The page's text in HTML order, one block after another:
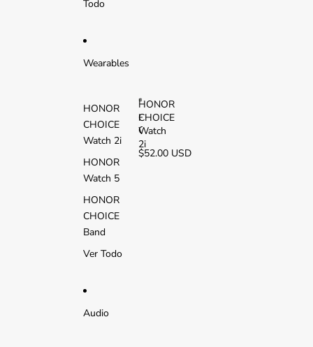
Todo
Wearables
HONOR
CHOICE
Watch 2i
HONOR
Watch 5
HONOR
CHOICE
Band
Ver Todo
HONOR
CHOICE
Watch
2i
H
O
N
O
$52.00 USD
Audio